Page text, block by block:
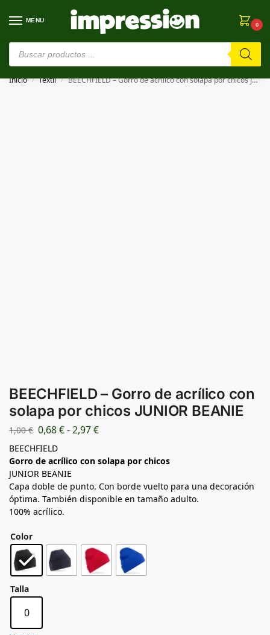
MENU
0
⚠️ Estamos en pruebas. Si algo falla, ¡Perdón!⚠️
Inicio / Textil / BEECHFIELD – Gorro de acrílico con solapa por chicos JUNIOR BEANIE
BEECHFIELD – Gorro de acrílico con
solapa por chicos JUNIOR BEANIE
1,00€ 0,68€-2,97€
BEECHFIELD
Gorro de acrílico con solapa por chicos
JUNIOR BEANIE
Capa doble de punto. Con borde vuelto para una decoración
óptima. También disponible en tamaño adulto.
100% acrílico.
Color
Talla
0